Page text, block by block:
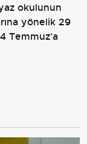
okulunun
yönelik 29
Temmuz'a